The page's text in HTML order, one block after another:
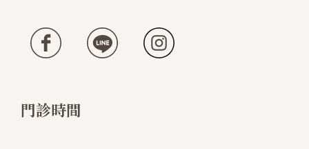
門診時間